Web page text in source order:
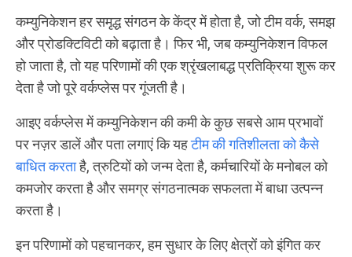
कम्युनिकेशन हर समृद्ध संगठन के केंद्र में होता है, जो टीम वर्क, समझ
और प्रोडक्टिविटी को बढ़ाता है। फिर भी, जब कम्युनिकेशन विफल
हो जाता है, तो यह परिणामों की एक श्रृंखलाबद्ध प्रतिक्रिया शुरू कर
देता है जो पूरे वर्कप्लेस पर गूंजती है।
आइए वर्कप्लेस में कम्युनिकेशन की कमी के कुछ सबसे आम प्रभावों
पर नज़र डालें और पता लगाएं कि यहटीम की गतिशीलता को कैसे
बाधित करताहै, त्रुटियों को जन्म देता है, कर्मचारियों के मनोबल को
कमजोर करता है और समग्र संगठनात्मक सफलता में बाधा उत्पन्न
करता है।
इन परिणामों को पहचानकर, हम सुधार के लिए क्षेत्रों को इंगित कर